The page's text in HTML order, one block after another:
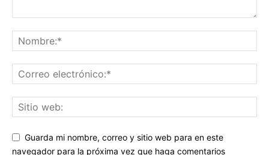
Guarda mi nombre, correo y sitio web para en este
navegador para la próxima vez que haga comentarios